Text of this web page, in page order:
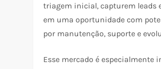
triagem inicial, capturem leads
em uma oportunidade com
por manutenção, suporte e
Esse mercado é